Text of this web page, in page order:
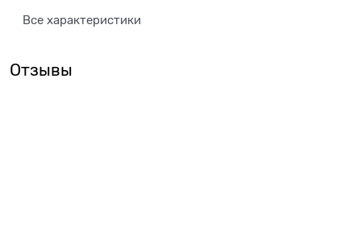
Все характеристики
Отзывы